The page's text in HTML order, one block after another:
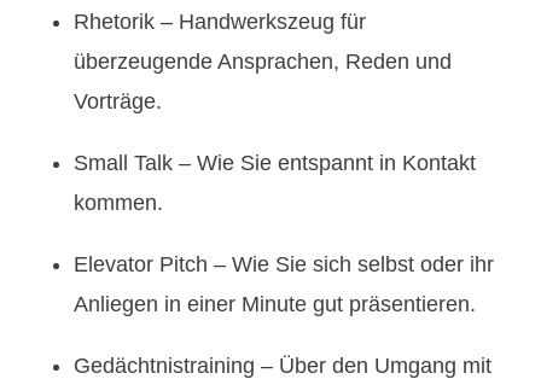
Rhetorik – Handwerkszeug für
überzeugende Ansprachen, Reden und
Vorträge.
Small Talk – Wie Sie entspannt in Kontakt
kommen.
Elevator Pitch – Wie Sie sich selbst oder ihr
Anliegen in einer Minute gut präsentieren.
Gedächtnistraining – Über den Umgang mit